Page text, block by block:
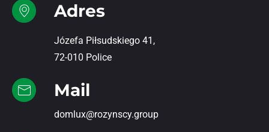
Adres
Józefa Piłsudskiego 41,
72-010 Police
Mail
domlux@rozynscy.group